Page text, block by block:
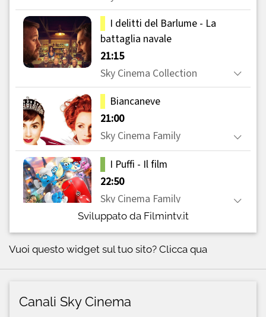
Sviluppato da Filmintv.it
Vuoi questo widget sul tuo sito? Clicca qua
Canali Sky Cinema